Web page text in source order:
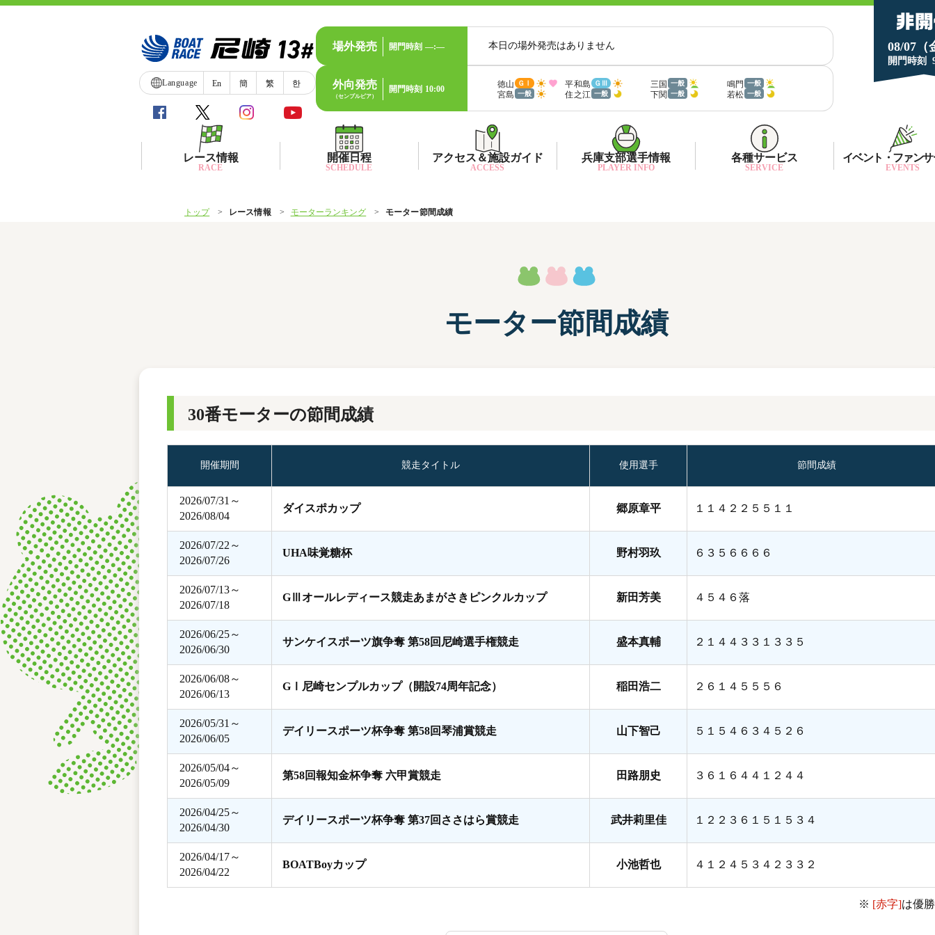
08/07（
開門時刻
Language En 簡 繁 한
場外発売 開門時刻 —:— 本日の場外発売はありません
外向発売
（センプルピア）
開門時刻 10:00 徳山 ＧⅠ 平和島 ＧⅢ 三国 一般 鳴門 一般
宮島 一般 住之江 一般 下関 一般 若松 一般
レース情報
RACE
ボートデータ
前検タイムランキング
選手検索
開催日程
SCHEDULE
アクセス＆施設ガイド
ACCESS
ファン送迎バス時刻表
施設案内
兵庫支部選手情報
PLAYER INFO
兵庫支部選手優勝実績
兵庫支部選手プロフィール一覧
各種サービス
SERVICE
マスコットキャラクター
イベント・ファン
EVENTS
トップ レース情報 モーターランキング モーター節間成績
モーター節間成績
30番モーターの節間成績
開催期間 競走タイトル 使用選手 節間成績
2026/07/31～
2026/08/04
ダイスポカップ 郷原章平 １１４２２５５１１
2026/07/22～
2026/07/26
UHA味覚糖杯 野村羽玖 ６３５６６６６
2026/07/13～
2026/07/18
GⅢオールレディース競走あまがさきピンクルカップ 新田芳美 ４５４６落
2026/06/25～
2026/06/30
サンケイスポーツ旗争奪 第58回尼崎選手権競走 盛本真輔 ２１４４３３１３３５
2026/06/08～
2026/06/13
GⅠ尼崎センプルカップ（開設74周年記念） 稲田浩二 ２６１４５５５６
2026/05/31～
2026/06/05
デイリースポーツ杯争奪 第58回琴浦賞競走 山下智己 ５１５４６３４５２６
2026/05/04～
2026/05/09
第58回報知金杯争奪 六甲賞競走 田路朋史 ３６１６４４１２４４
2026/04/25～
2026/04/30
デイリースポーツ杯争奪 第37回ささはら賞競走 武井莉里佳 １２２３６１５１５３４
2026/04/17～
2026/04/22
BOATBoyカップ 小池哲也 ４１２４５３４２３３２
※ [赤字]は優